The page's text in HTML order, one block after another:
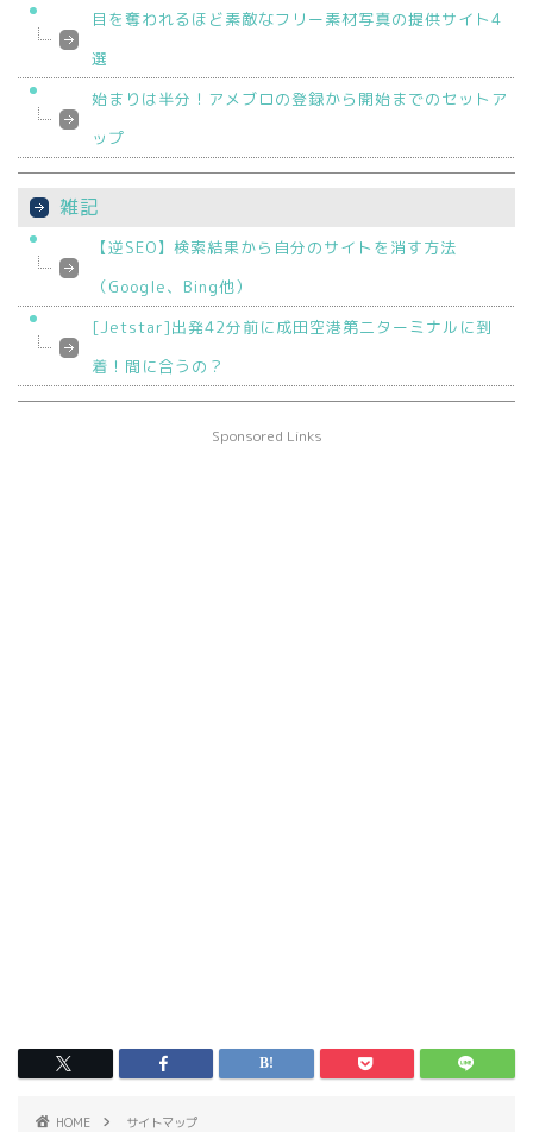
目を奪われるほど素敵なフリー素材写真の提供サイト4
選
始まりは半分！アメブロの登録から開始までのセットア
ップ
雑記
【逆SEO】検索結果から自分のサイトを消す方法
（Google、Bing他）
[Jetstar]出発42分前に成田空港第二ターミナルに到
着！間に合うの？
Sponsored Links
HOME サイトマップ